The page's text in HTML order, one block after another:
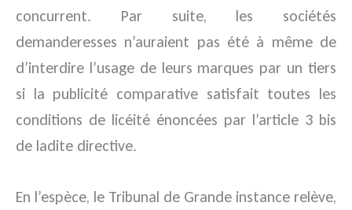
concurrent. Par suite, les sociétés
demanderesses n’auraient pas été à même de
d’interdire l’usage de leurs marques par un tiers
si la publicité comparative satisfait toutes les
conditions de licéité énoncées par l’article 3 bis
de ladite directive.
En l’espèce, le Tribunal de Grande instance relève,